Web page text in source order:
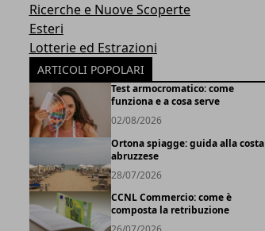
Ricerche e Nuove Scoperte
Esteri
Lotterie ed Estrazioni
ARTICOLI POPOLARI
Test armocromatico: come
funziona e a cosa serve
02/08/2026
Ortona spiagge: guida alla costa
abruzzese
28/07/2026
CCNL Commercio: come è
composta la retribuzione